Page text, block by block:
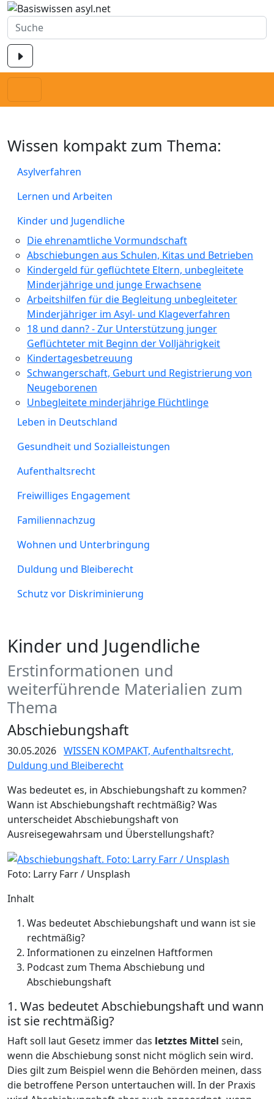
Wissen kompakt zum Thema:
Asylverfahren
Lernen und Arbeiten
Kinder und Jugendliche
Die ehrenamtliche Vormundschaft
Abschiebungen aus Schulen, Kitas und Betrieben
Kindergeld für geflüchtete Eltern, unbegleitete
Minderjährige und junge Erwachsene
Arbeitshilfen für die Begleitung unbegleiteter
Minderjähriger im Asyl- und Klageverfahren
18 und dann? - Zur Unterstützung junger
Geflüchteter mit Beginn der Volljährigkeit
Kindertagesbetreuung
Schwangerschaft, Geburt und Registrierung von
Neugeborenen
Unbegleitete minderjährige Flüchtlinge
Leben in Deutschland
Gesundheit und Sozialleistungen
Aufenthaltsrecht
Freiwilliges Engagement
Familiennachzug
Wohnen und Unterbringung
Duldung und Bleiberecht
Schutz vor Diskriminierung
Kinder und Jugendliche
Erstinformationen und
weiterführende Materialien zum
Thema
Abschiebungshaft
30.05.2026 WISSEN KOMPAKT, Aufenthaltsrecht,
Duldung und Bleiberecht
Was bedeutet es, in Abschiebungshaft zu kommen?
Wann ist Abschiebungshaft rechtmäßig? Was
unterscheidet Abschiebungshaft von
Ausreisegewahrsam und Überstellungshaft?
Foto: Larry Farr / Unsplash
Inhalt
Was bedeutet Abschiebungshaft und wann ist sie
rechtmäßig?
Informationen zu einzelnen Haftformen
Podcast zum Thema Abschiebung und
Abschiebungshaft
1. Was bedeutet Abschiebungshaft und wann
ist sie rechtmäßig?
Haft soll laut Gesetz immer das letztes Mittel sein,
wenn die Abschiebung sonst nicht möglich sein wird.
Dies gilt zum Beispiel wenn die Behörden meinen, dass
die betroffene Person untertauchen will. In der Praxis